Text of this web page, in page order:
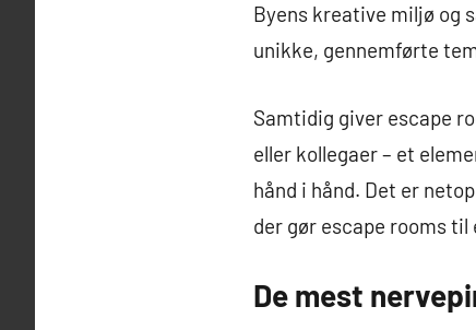
Byens kreative miljø og
unikke, gennemførte
Samtidig giver escape
eller kollegaer – et
hånd i hånd. Det er
der gør escape rooms
De mest